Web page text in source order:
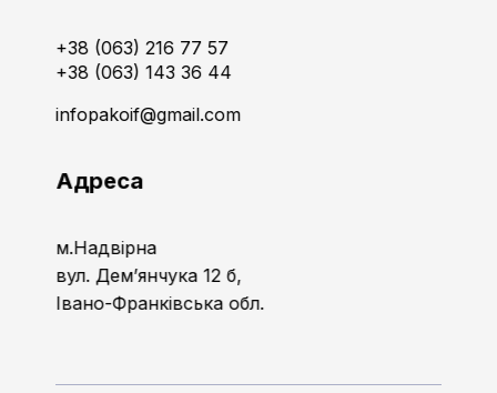
+38 (063) 216 77 57
+38 (063) 143 36 44
infopakoif@gmail.com
Адреса
м.Надвірна
вул. Дем’янчука 12 б,
Івано-Франківська обл.